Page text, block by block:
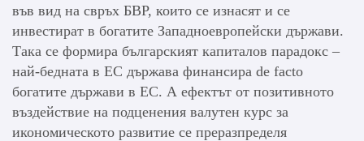
във вид на свръх БВР, които се изнасят и се
инвестират в богатите Западноевропейски държави.
Така се формира българският капиталов парадокс –
най-бедната в ЕС държава финансира de facto
богатите държави в ЕС. А ефектът от позитивното
въздействие на подценения валутен курс за
икономическото развитие се преразпределя